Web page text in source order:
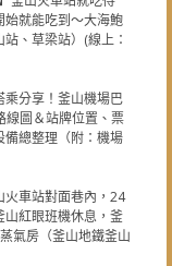
始就能吃到～大海鮑
、草梁站）(線上：
乘分享！釜山機場巴
線圖＆站牌位置、票
總整理（附：機場
火車站對面巷內，24
紅眼班機休息，釜
氣房（釜山地鐵釜山